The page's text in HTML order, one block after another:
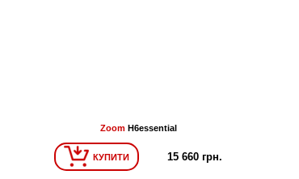
ZoomH6essential
КУПИТИ 15 660 грн.